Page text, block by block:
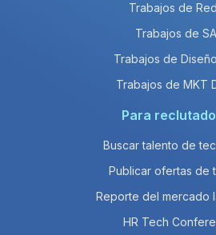
Trabajos de
Trabajos de
Trabajos de
Trabajos de MKT
Para
Buscar talento de
Publicar ofertas de
Reporte del mercado
HR Tech